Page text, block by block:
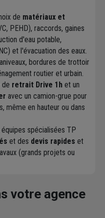
de matériaux et
PEHD), raccords, gaines
d'eau potable,
et l'évacuation des eaux.
bordures de trottoir
routier et urbain.
de retrait Drive 1h et un
avec un camion-grue pour
même en hauteur ou dans
spécialisées TP
et des devis rapides et
(grands projets ou
votre agence